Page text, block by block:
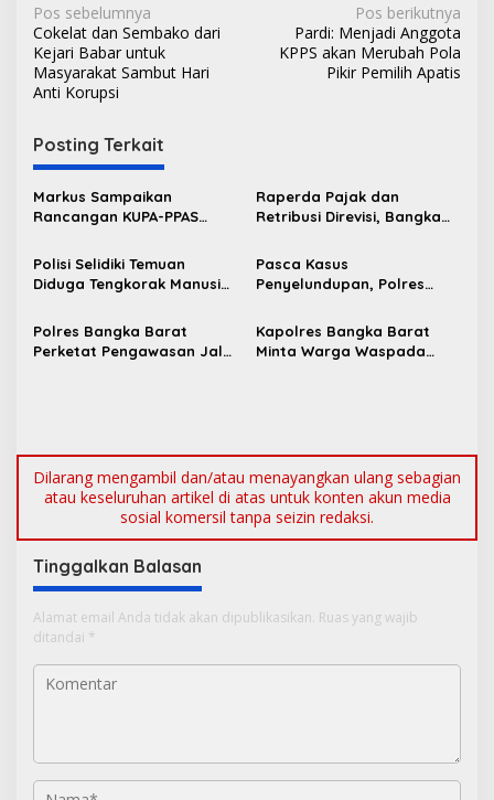
N
a
v
g
a
s
p
o
s
Pos sebelumnya
Cokelat dan Sembako dari
Kejari Babar untuk
Masyarakat Sambut Hari
Anti Korupsi
Pos berikutnya
Pardi: Menjadi Anggota
KPPS akan Merubah Pola
Pikir Pemilih Apatis
Posting Terkait
Markus Sampaikan
Rancangan KUPA-PPAS
DPRD Bangka Barat
Raperda Pajak dan
Retribusi Direvisi, Bangka
Retribusi Baru
Polisi Selidiki Temuan
Diduga Tengkorak Manusia
Pasca Kasus
Penyelundupan, Polres
Sinergi Pengamanan di
Pelabuhan Tanjung Kalian
Polres Bangka Barat
Perketat Pengawasan Jalur
Kapolres Bangka Barat
Minta Warga Waspada
Dilarang mengambil dan/atau menayangkan ulang sebagian
atau keseluruhan artikel di atas untuk konten akun media
sosial komersil tanpa seizin redaksi.
Tinggalkan Balasan
Alamat email Anda tidak akan dipublikasikan. Ruas yang wajib
ditandai *